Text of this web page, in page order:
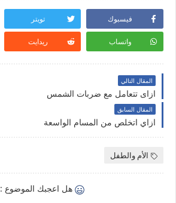
فيسبوك تويتر
واتساب ريدايت
المقال التالي
ازاى تتعامل مع ضربات الشمس
المقال السابق
ازاي اتخلص من المسام الواسعة
الأم والطفل
هل اعجبك الموضوع :